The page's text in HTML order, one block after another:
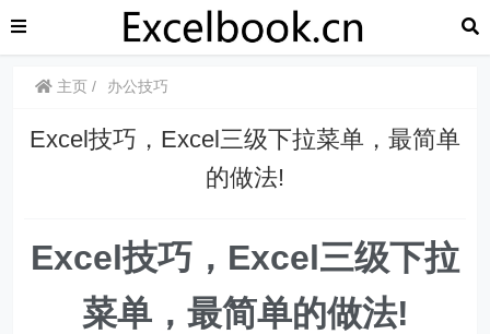
主页 办公技巧
Excel技巧，​​Excel三级下拉菜单，最简单
的做法!
Excel技巧，​​Excel三级下拉
菜单，最简单的做法!